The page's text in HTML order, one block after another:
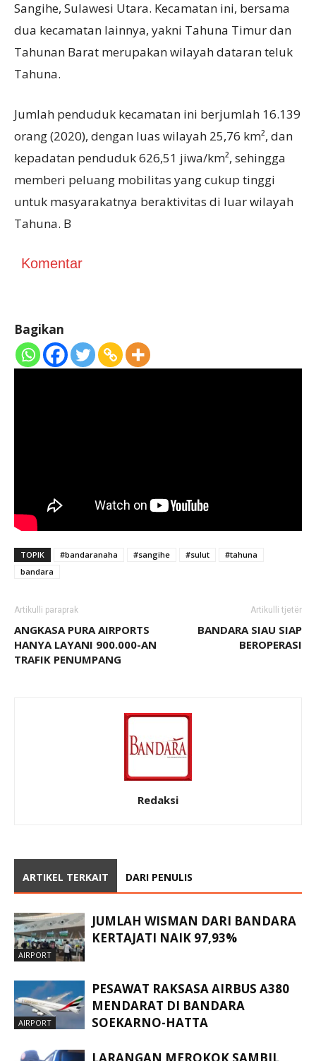
Sangihe, Sulawesi Utara. Kecamatan ini, bersama
dua kecamatan lainnya, yakni Tahuna Timur dan
Tahunan Barat merupakan wilayah dataran teluk
Tahuna.
Jumlah penduduk kecamatan ini berjumlah 16.139
orang (2020), dengan luas wilayah 25,76 km², dan
kepadatan penduduk 626,51 jiwa/km², sehingga
memberi peluang mobilitas yang cukup tinggi
untuk masyarakatnya beraktivitas di luar wilayah
Tahuna. B
Komentar
Bagikan
TOPIK #bandaranaha #sangihe #sulut
#tahuna
bandara
Artikulli paraprak
ANGKASA PURA AIRPORTS
HANYA LAYANI 900.000-AN
TRAFIK PENUMPANG
Artikulli tjetër
BANDARA SIAU SIAP
BEROPERASI
Redaksi
ARTIKEL TERKAIT DARI PENULIS
AIRPORT
JUMLAH WISMAN DARI BANDARA
KERTAJATI NAIK 97,93%
AIRPORT
PESAWAT RAKSASA AIRBUS A380
MENDARAT DI BANDARA
SOEKARNO-HATTA